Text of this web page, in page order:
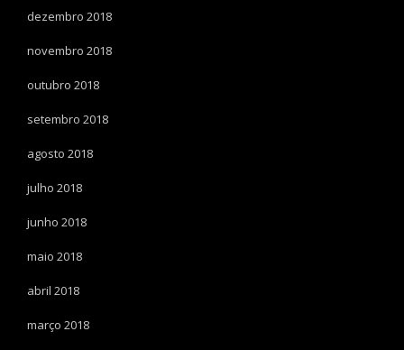
dezembro 2018
novembro 2018
outubro 2018
setembro 2018
agosto 2018
julho 2018
junho 2018
maio 2018
abril 2018
março 2018